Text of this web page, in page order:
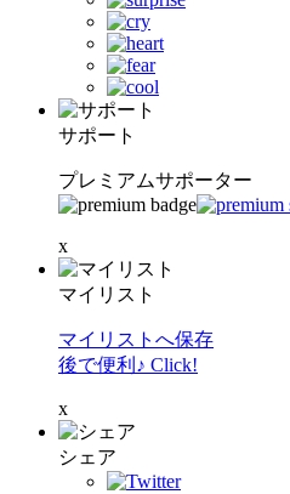
サポート
プレミアムサポーター
x
マイリスト
マイリストへ保存
後で便利♪ Click!
x
シェア